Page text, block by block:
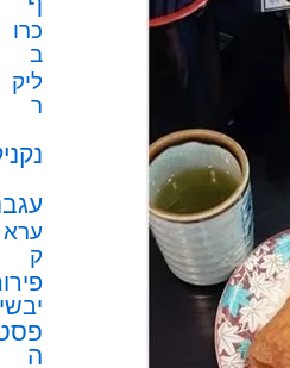
כרו
ב
ליק
ר
ערא
ק
ה